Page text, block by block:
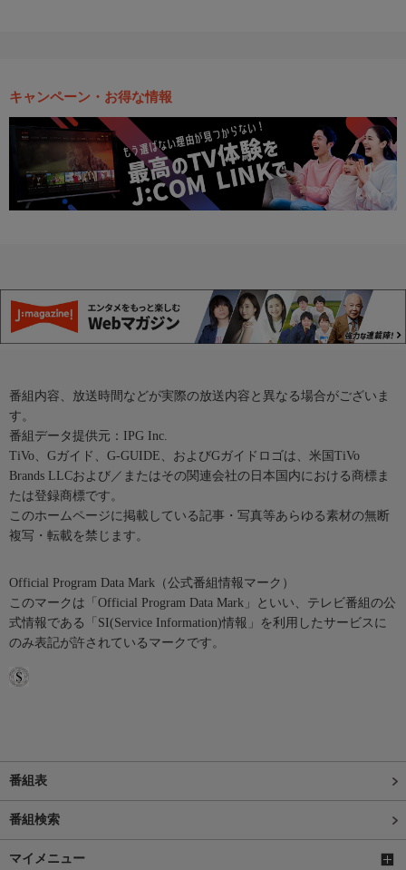
キャンペーン・お得な情報
番組内容、放送時間などが実際の放送内容と異なる場合がございま
す。
番組データ提供元：IPG Inc.
TiVo、Gガイド、G-GUIDE、およびGガイドロゴは、米国TiVo
Brands LLCおよび／またはその関連会社の日本国内における商標ま
たは登録商標です。
このホームページに掲載している記事・写真等あらゆる素材の無断
複写・転載を禁じます。
Official Program Data Mark（公式番組情報マーク）
このマークは「Official Program Data Mark」といい、テレビ番組の公
式情報である「SI(Service Information)情報」を利用したサービスに
のみ表記が許されているマークです。
番組表
番組検索
マイメニュー